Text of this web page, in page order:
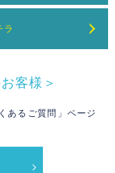
ラ
客様＞
あるご質問」ページ